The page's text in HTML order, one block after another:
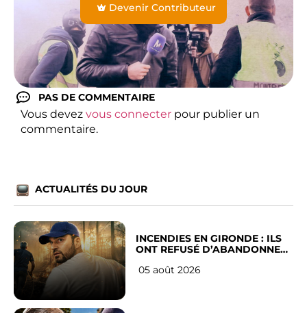
Devenir Contributeur
PAS DE COMMENTAIRE
Vous devez vous connecter pour publier un
commentaire.
ACTUALITÉS DU JOUR
INCENDIES EN GIRONDE : ILS
ONT REFUSÉ D’ABANDONNER
05 août 2026